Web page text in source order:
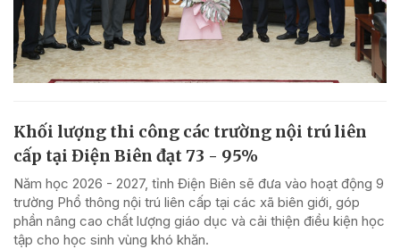
Khối lượng thi công các trường nội trú liên
cấp tại Điện Biên đạt 73 - 95%
Năm học 2026 - 2027, tỉnh Điện Biên sẽ đưa vào hoạt động 9
trường Phổ thông nội trú liên cấp tại các xã biên giới, góp
phần nâng cao chất lượng giáo dục và cải thiện điều kiện học
tập cho học sinh vùng khó khăn.